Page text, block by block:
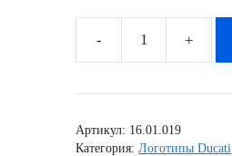
Количество
Наклейка
MONSTER
Артикул: 16.01.019
Категория:Логотипы Ducati